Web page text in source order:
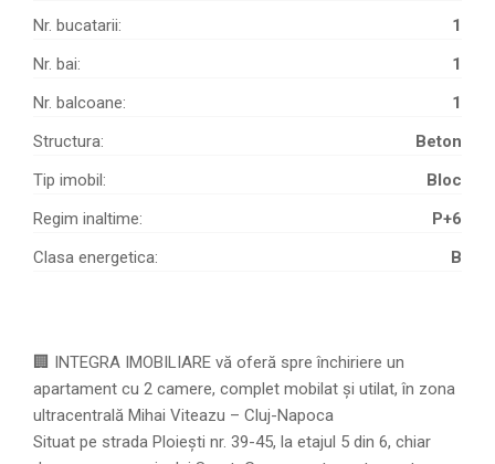
Nr. bucatarii:
1
Nr. bai:
1
Nr. balcoane:
1
Structura:
Beton
Tip imobil:
Bloc
Regim inaltime:
P+6
Clasa energetica:
B
🏢 INTEGRA IMOBILIARE vă oferă spre închiriere un
apartament cu 2 camere, complet mobilat și utilat, în zona
ultracentrală Mihai Viteazu – Cluj-Napoca
Situat pe strada Ploiești nr. 39-45, la etajul 5 din 6, chiar